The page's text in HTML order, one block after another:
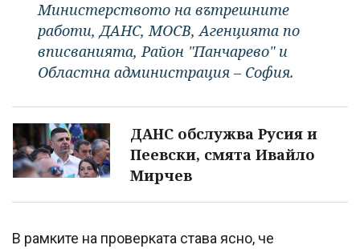
Министерството на вътрешните
работи, ДАНС, МОСВ, Агенцията по
вписванията, Район "Панчарево" и
Областна администрация – София.
ДАНС обслужва Русия и
Пеевски, смята Ивайло
Мирчев
В рамките на проверката става ясно, че